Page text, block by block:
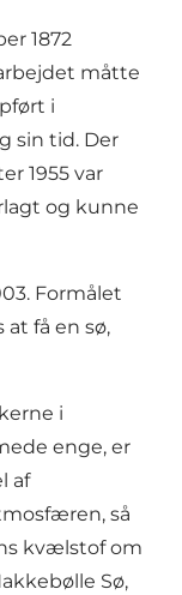
1872
måtte
i
sin tid. Der
1955 var
og kunne
Formålet
at få en sø,
i
enge, er
af
så
kvælstof om
Sø,